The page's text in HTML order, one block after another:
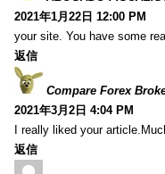
2021年1月22日 12:00 PM
your site. You have some
返信
Compare Forex
2021年3月2日 4:04 PM
I really liked your
返信